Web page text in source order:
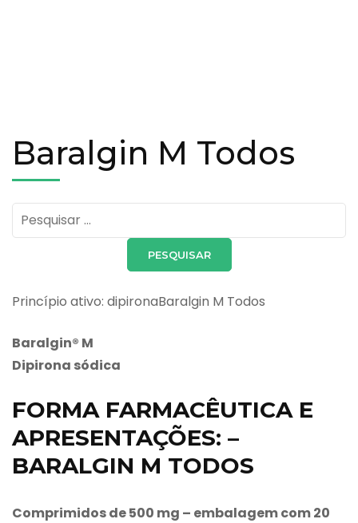
Baralgin M Todos
Pesquisar
por:
Princípio ativo: dipironaBaralgin M Todos
Baralgin® M
Dipirona sódica
FORMA FARMACÊUTICA E
APRESENTAÇÕES: –
BARALGIN M TODOS
Comprimidos de 500 mg – embalagem com 20